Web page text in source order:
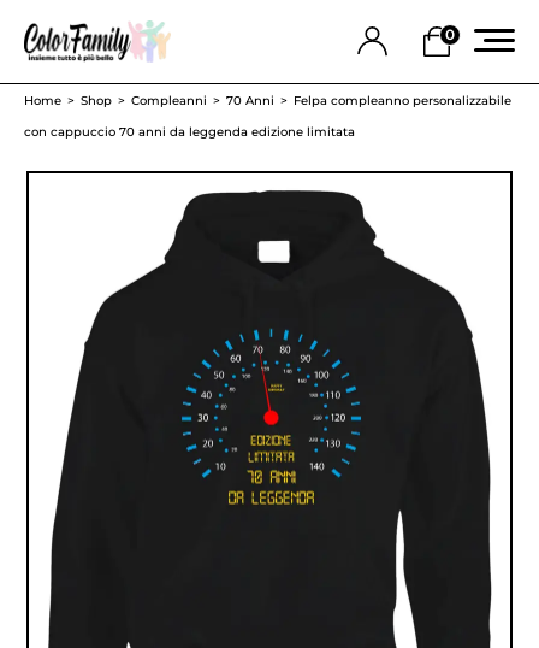
0
Home Shop Compleanni 70 Anni
Felpa compleanno personalizzabile
con cappuccio 70 anni da leggenda edizione limitata